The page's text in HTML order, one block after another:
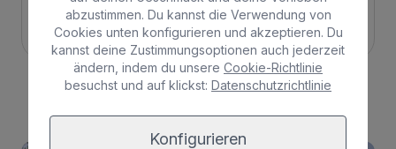
Adults Only Familien
abzustimmen. Du kannst die Verwendung von
Cookies unten konfigurieren und akzeptieren. Du
kannst deine Zustimmungsoptionen auch jederzeit
ändern, indem du unsere Cookie-Richtlinie
besuchst und auf klickst: Datenschutzrichtlinie
Konfigurieren